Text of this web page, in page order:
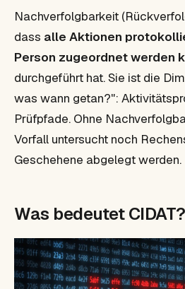
Nachverfolgbarkeit
dass alle Aktionen
Person zugeordnet werden
durchgeführt hat. Sie ist die
was wann getan?":
Prüfpfade. Ohne
Vorfall untersucht noch
Geschehene abgelegt werden.
Was bedeutet CIDAT?